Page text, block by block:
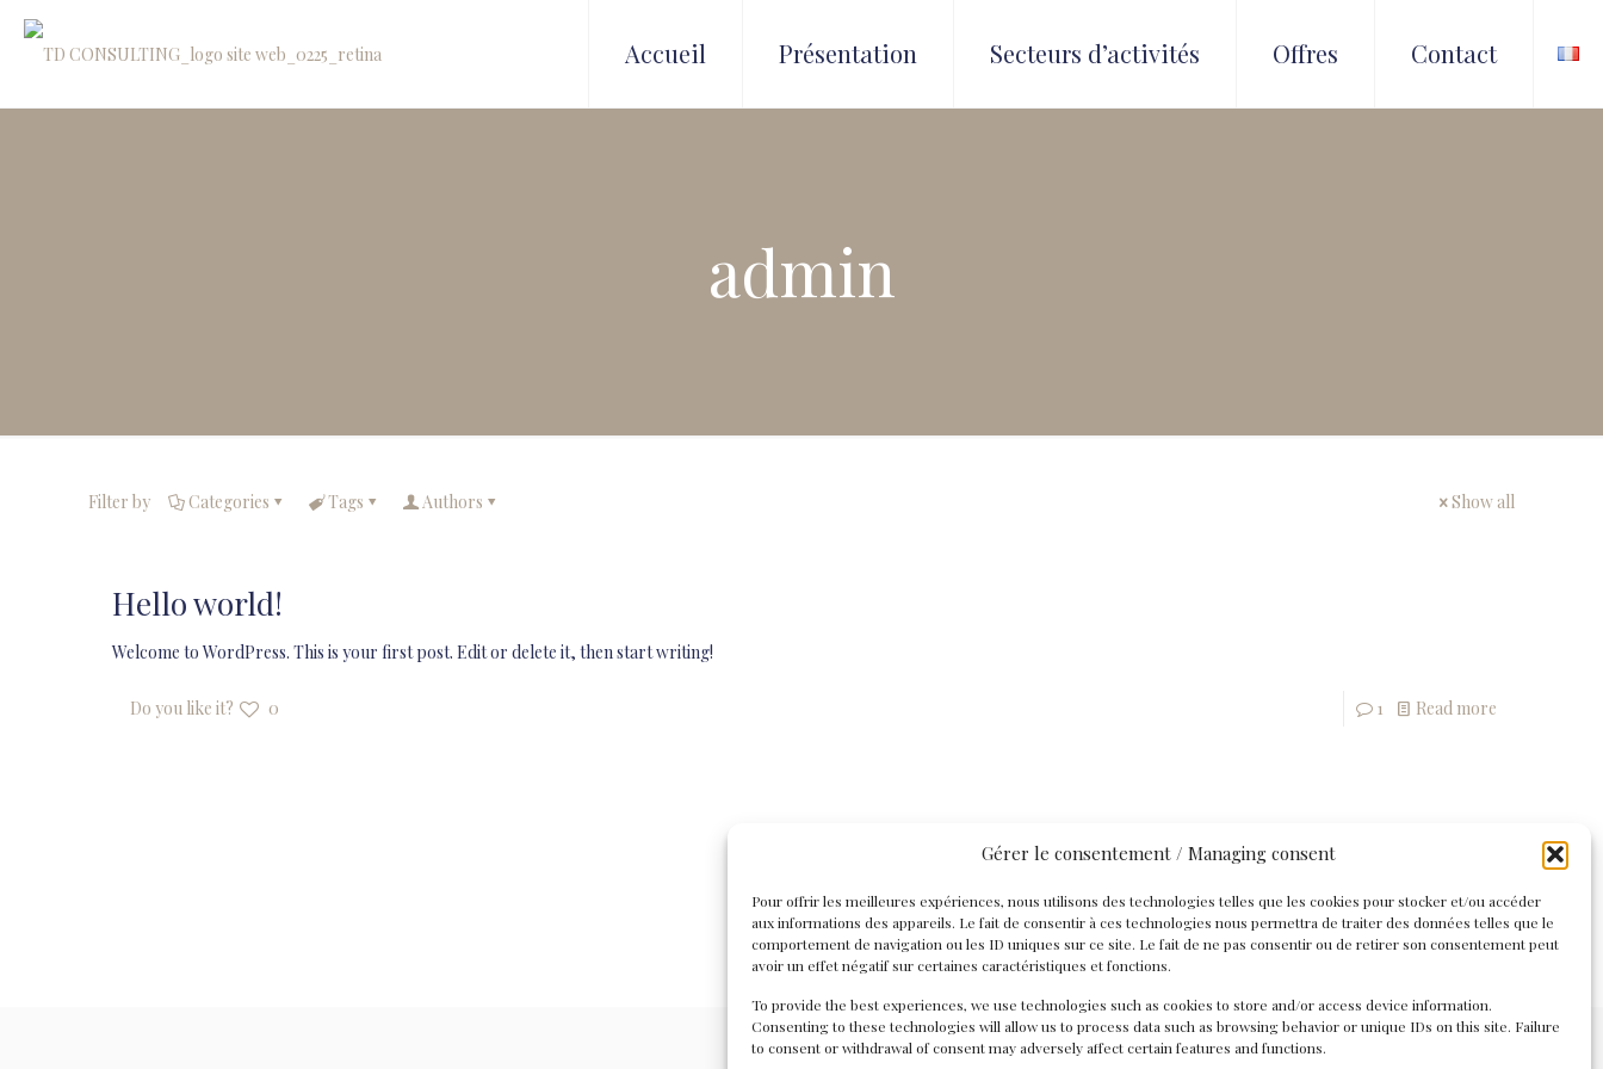
Gérer le consentement / Managing consent
Pour offrir les meilleures expériences, nous utilisons des technologies telles que les cookies pour stocker et/ou accéder
aux informations des appareils. Le fait de consentir à ces technologies nous permettra de traiter des données telles que le
comportement de navigation ou les ID uniques sur ce site. Le fait de ne pas consentir ou de retirer son consentement peut
avoir un effet négatif sur certaines caractéristiques et fonctions.
To provide the best experiences, we use technologies such as cookies to store and/or access device information.
Consenting to these technologies will allow us to process data such as browsing behavior or unique IDs on this site. Failure
to consent or withdrawal of consent may adversely affect certain features and functions.
Accueil Présentation Secteurs d’activités Offres Contact
admin
Filter by Categories Tags Authors Show all
Hello world!
Welcome to WordPress. This is your first post. Edit or delete it, then start writing!
Do you like it? 0 1 Read more